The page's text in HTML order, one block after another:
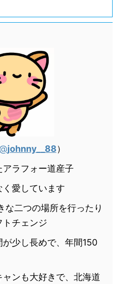
@johnny__88）
ラフォー道産子
愛しています
な二つの場所を行ったり
チェンジ
少し長めで、年間150
ンも大好きで、北海道